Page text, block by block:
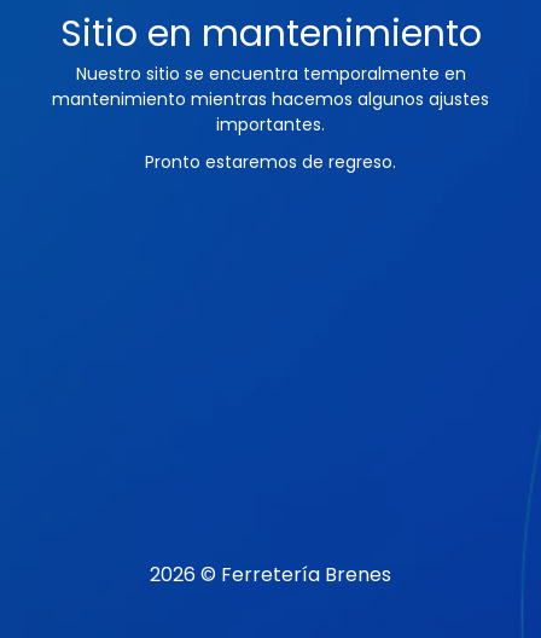
Sitio en mantenimiento
Nuestro sitio se encuentra temporalmente en
mantenimiento mientras hacemos algunos ajustes
importantes.
Pronto estaremos de regreso.
2026 © Ferretería Brenes